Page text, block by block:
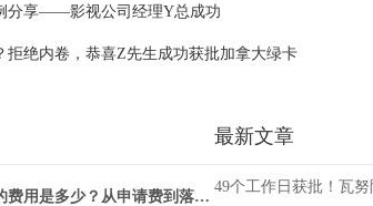
分享——影视公司经理Y总成功
拒绝内卷，恭喜Z先生成功获批加拿大绿卡
移民加拿大的费用是多少？从申请费到落地成本，钱主要花在哪里
最新文章